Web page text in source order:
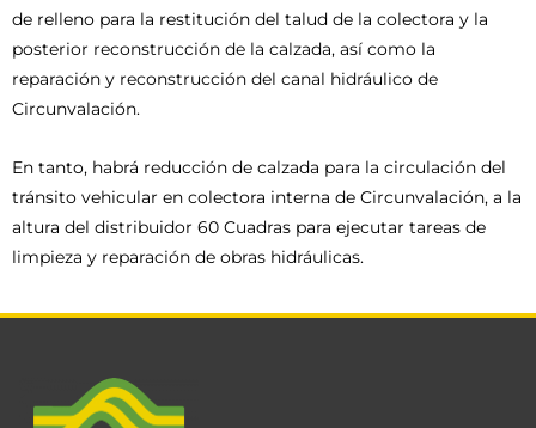
de relleno para la restitución del talud de la colectora y la
posterior reconstrucción de la calzada, así como la
reparación y reconstrucción del canal hidráulico de
Circunvalación.
En tanto, habrá reducción de calzada para la circulación del
tránsito vehicular en colectora interna de Circunvalación, a la
altura del distribuidor 60 Cuadras para ejecutar tareas de
limpieza y reparación de obras hidráulicas.